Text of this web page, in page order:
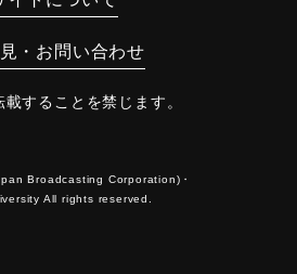
・お問い合わせ
することを禁じます。
Broadcasting Corporation)・
All rights reserved.